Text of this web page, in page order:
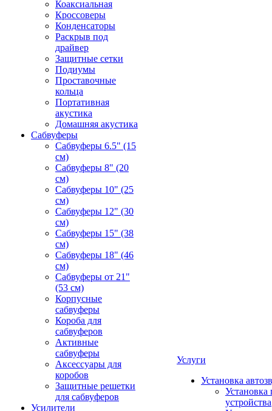
Коаксиальная
Кроссоверы
Конденсаторы
Раскрыв под
драйвер
Защитные сетки
Подиумы
Проставочные
кольца
Портативная
акустика
Домашняя акустика
Сабвуферы
Сабвуферы 6.5" (15
см)
Сабвуферы 8" (20
см)
Сабвуферы 10" (25
см)
Сабвуферы 12" (30
см)
Сабвуферы 15" (38
см)
Сабвуферы 18" (46
см)
Сабвуферы от 21"
(53 см)
Корпусные
сабвуферы
Короба для
сабвуферов
Активные
сабвуферы
Аксессуары для
коробов
Защитные решетки
для сабвуферов
Усилители
Услуги
Установка
Установка
устройства